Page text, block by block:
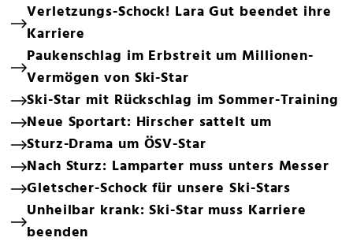
Verletzungs-Schock! Lara Gut beendet ihre
Karriere
Paukenschlag im Erbstreit um Millionen-
Vermögen von Ski-Star
Ski-Star mit Rückschlag im Sommer-Training
Neue Sportart: Hirscher sattelt um
Sturz-Drama um ÖSV-Star
Nach Sturz: Lamparter muss unters Messer
Gletscher-Schock für unsere Ski-Stars
Unheilbar krank: Ski-Star muss Karriere
beenden